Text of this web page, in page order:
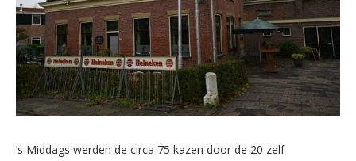
’s Middags werden de circa 75 kazen door de 20 zelf